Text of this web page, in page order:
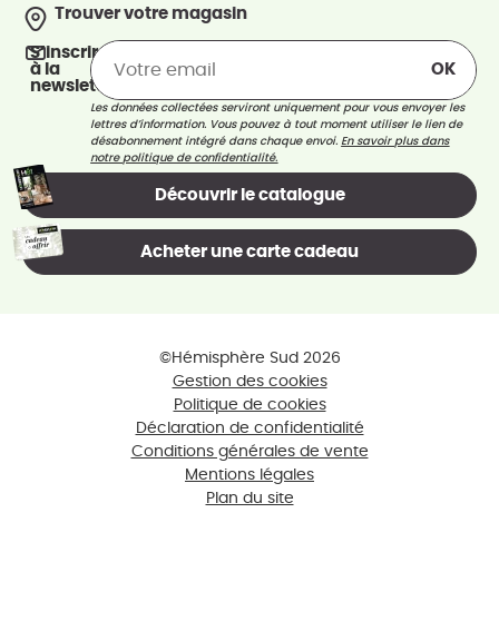
Trouver votre magasin
S’inscrire
à la
newsletter
Les données collectées serviront uniquement pour vous envoyer les
lettres d’information. Vous pouvez à tout moment utiliser le lien de
désabonnement intégré dans chaque envoi.En savoir plus dans
notre politique de confidentialité.
Découvrir le catalogue
Acheter une carte cadeau
©Hémisphère Sud 2026
Gestion des cookies
Politique de cookies
Déclaration de confidentialité
Conditions générales de vente
Mentions légales
Plan du site